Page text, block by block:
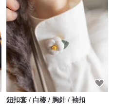
鈕扣套 / 白椿 / 胸針 / 袖扣